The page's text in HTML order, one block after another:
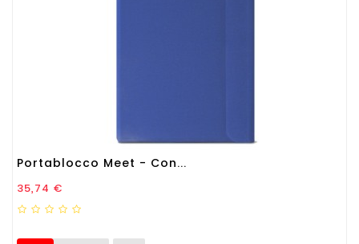
Portablocco Meet - Con...
Prezzo
35,74 €